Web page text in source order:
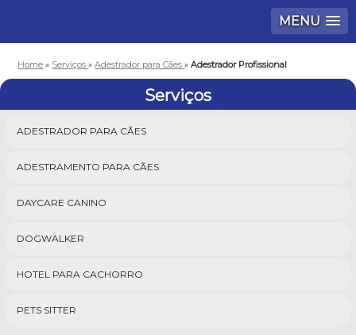
MENU
Home » Serviços»Adestrador para Cães»Adestrador Profissional
Serviços
ADESTRADOR PARA CÃES
ADESTRAMENTO PARA CÃES
DAYCARE CANINO
DOGWALKER
HOTEL PARA CACHORRO
PETS SITTER